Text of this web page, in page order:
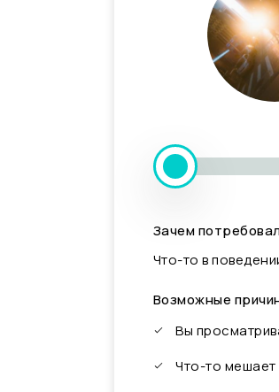
Зачем
Что-то в
Возможные
Вы
Что-то